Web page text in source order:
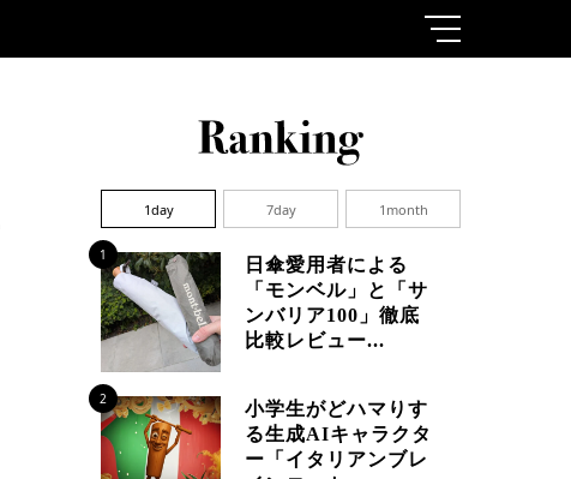
1day 7day 1month
1
日傘愛用者による
「モンベル」と「サ
ンバリア100」徹底
比較レビュー...
2
小学生がどハマりす
る生成AIキャラクタ
ー「イタリアンブレ